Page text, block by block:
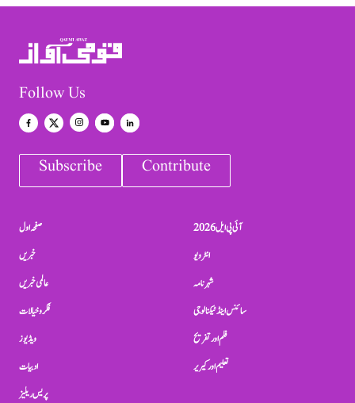
Follow Us
Subscribe Contribute
صفحہ اول
خبریں
عالمی خبریں
فکر و خیالات
ویڈیوز
ادبیات
پریس ریلیز
آئی پی ایل 2026
انٹرویو
شہرنامہ
سائنس اینڈ ٹیکنالوجی
فلم اور تفریح
تعلیم اور کیریر